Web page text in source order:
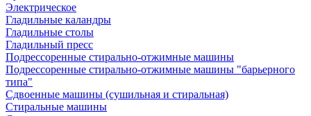
Электрическое
Гладильные каландры
Гладильные столы
Гладильный пресс
Подрессоренные стирально-отжимные машины
Подрессоренные стирально-отжимные машины "барьерного
типа"
Сдвоенные машины (сушильная и стиральная)
Стиральные машины